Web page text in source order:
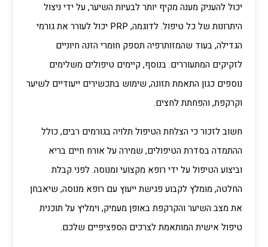
יכול להעניק מענה מקיף יותר לבעיות השיער, על ידי ניצול
היתרונות של כל טיפול. לדוגמה, PRP יכול לעורר את גורמי
הגדילה, בעוד שהמזותרפיה תספק חומרי הזנה חיוניים
לזקיקים המתעוררים. בנוסף, קיימים טיפולים משלימים
נוספים כגון התאמת תזונה, שימוש בתכשירים ייעודיים לשיער
וקרקפת, והפחתת לחצים.
חשוב לזכור כי הצלחת הטיפול תלויה בגורמים רבים, כולל
ההתמדה בסדרת הטיפולים, שמירה על אורח חיים בריא
וביצוע הטיפול על ידי רופא מקצועי ומנוסה. לפני קבלת
החלטה, מומלץ לקבוע פגישת ייעוץ עם רופא מנוסה, שיאבחן
את מצב השיער והקרקפת באופן מעמיק, וימליץ על תוכנית
טיפול אישית המותאמת לצרכים הספציפיים שלכם.